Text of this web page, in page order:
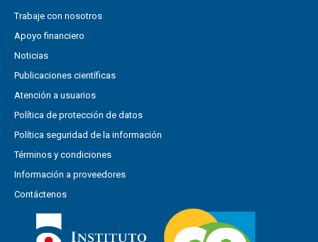
Trabaje con nosotros
Apoyo financiero
Noticias
Publicaciones científicas
Atención a usuarios
Política de protección de datos
Política seguridad de la información
Términos y condiciones
Información a proveedores
Contáctenos